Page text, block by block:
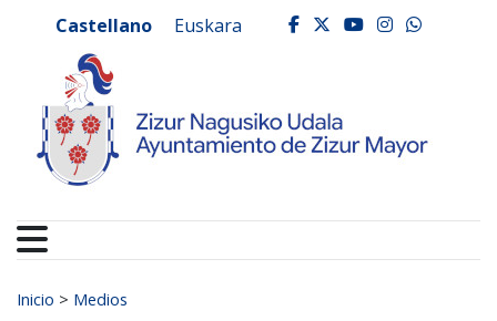
Ayuntamiento de
Castellano Euskara facebook
twitter
youtube
Buscar:
Inicio > Medios